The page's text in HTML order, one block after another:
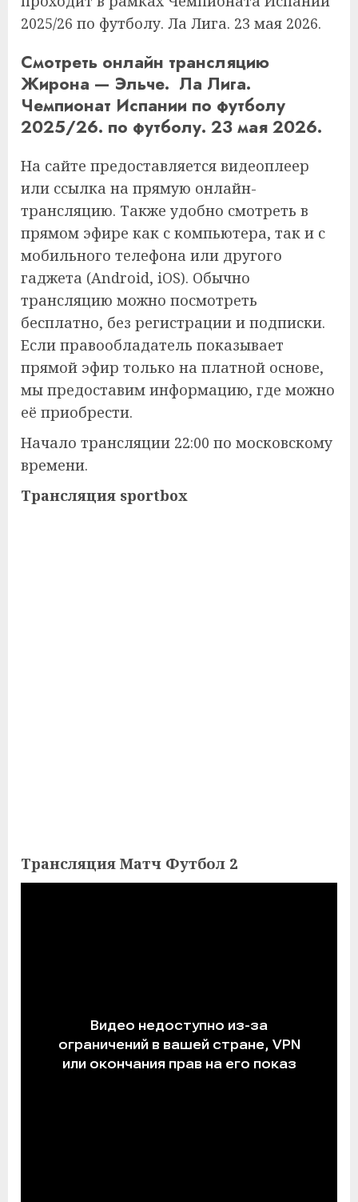
2025/26 по футболу. Ла Лига. 23 мая 2026.
Смотреть онлайн трансляцию
Жирона — Эльче. Ла Лига.
Чемпионат Испании по футболу
2025/26. по футболу. 23 мая 2026.
На сайте предоставляется видеоплеер
или ссылка на прямую онлайн-
трансляцию. Также удобно смотреть в
прямом эфире как с компьютера, так и с
мобильного телефона или другого
гаджета (Android, iOS). Обычно
трансляцию можно посмотреть
бесплатно, без регистрации и подписки.
Если правообладатель показывает
прямой эфир только на платной основе,
мы предоставим информацию, где можно
её приобрести.
Начало трансляции 22:00 по московскому
времени.
Трансляция sportbox
Трансляция Матч Футбол 2